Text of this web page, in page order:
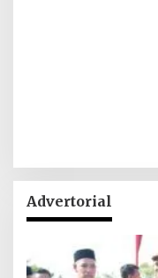
Advertorial